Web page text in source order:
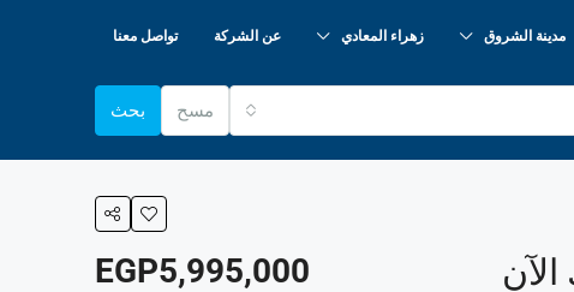
مدينة الشروق زهراء المعادي عن الشركة تواصل معنا
مسح بحث
EGP5,995,000